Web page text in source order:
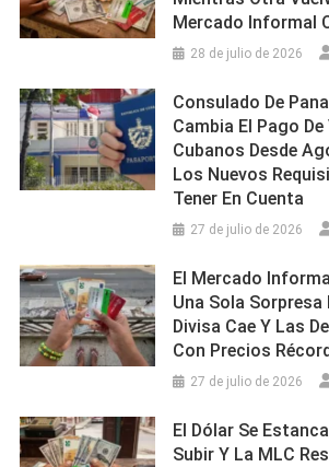
Mercado Informal
28 de julio de 2026
Consulado De
Cambia El Pago
Cubanos Desde
Los Nuevos
Tener En Cuenta
27 de julio de 2026
El Mercado
Una Sola Sorpresa
Divisa Cae Y Las
Con Precios Récord
27 de julio de 2026
El Dólar Se
Subir Y La MLC